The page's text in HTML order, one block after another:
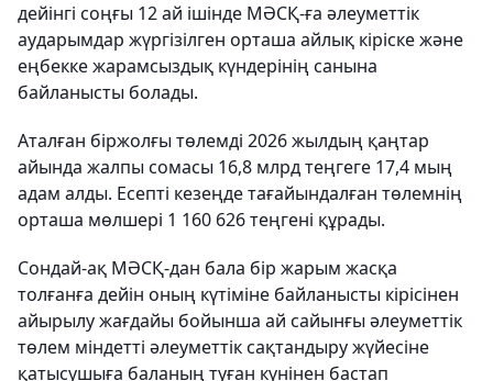
дейінгі соңғы 12 ай ішінде МӘСҚ-ға әлеуметтік
аударымдар жүргізілген орташа айлық кіріске және
еңбекке жарамсыздық күндерінің санына
байланысты болады.
Аталған біржолғы төлемді 2026 жылдың қаңтар
айында жалпы сомасы 16,8 млрд теңгеге 17,4 мың
адам алды. Есепті кезеңде тағайындалған төлемнің
орташа мөлшері 1 160 626 теңгені құрады.
Сондай-ақ МӘСҚ-дан бала бір жарым жасқа
толғанға дейін оның күтіміне байланысты кірісінен
айырылу жағдайы бойынша ай сайынғы әлеуметтік
төлем міндетті әлеуметтік сақтандыру жүйесіне
қатысушыға баланың туған күнінен бастап